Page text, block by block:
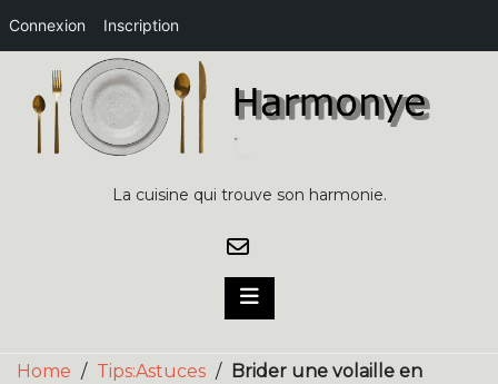
Connexion Inscription
content
La cuisine qui trouve son harmonie.
Home / Tips:Astuces /
Brider une volaille en